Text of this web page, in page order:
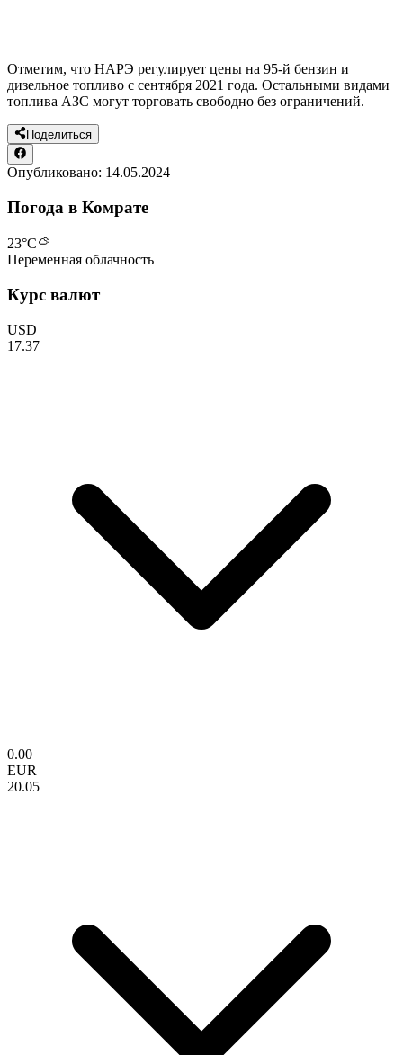
Отметим, что НАРЭ регулирует цены на 95-й бензин и
дизельное топливо с сентября 2021 года. Остальными видами
топлива АЗС могут торговать свободно без ограничений.
Поделиться
Опубликовано: 14.05.2024
Погода в Комрате
23°C
Переменная облачность
Курс валют
USD
17.37
0.00
EUR
20.05